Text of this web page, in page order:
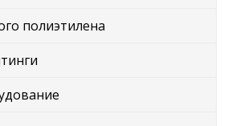
полиэтилена